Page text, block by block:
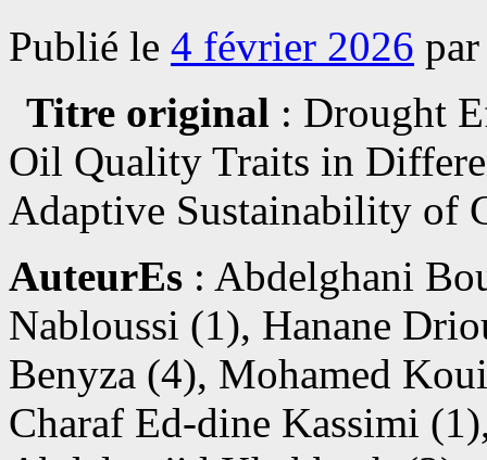
Publié le 4 février 2026 par
Titre original : Drought
Oil Quality Traits in
Adaptive Sustainability of
AuteurEs : Abdelghani
Nabloussi (1), Hanane
Benyza (4), Mohamed
Charaf Ed-dine Kassimi